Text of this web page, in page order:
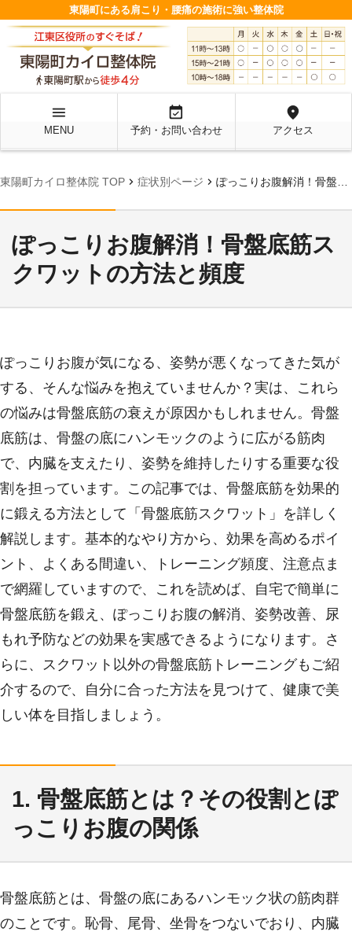
東陽町にある肩こり・腰痛の施術に強い整体院
menu
MENU
event_available
予約・お問い合わせ
location_on
アクセス
東陽町カイロ整体院 TOP chevron_right 症状別ページ chevron_right ぽっこりお腹解消！骨盤底筋スクワットの方法と頻度
ぽっこりお腹解消！骨盤底筋ス
クワットの方法と頻度
ぽっこりお腹が気になる、姿勢が悪くなってきた気が
する、そんな悩みを抱えていませんか？実は、これら
の悩みは骨盤底筋の衰えが原因かもしれません。骨盤
底筋は、骨盤の底にハンモックのように広がる筋肉
で、内臓を支えたり、姿勢を維持したりする重要な役
割を担っています。この記事では、骨盤底筋を効果的
に鍛える方法として「骨盤底筋スクワット」を詳しく
解説します。基本的なやり方から、効果を高めるポイ
ント、よくある間違い、トレーニング頻度、注意点ま
で網羅していますので、これを読めば、自宅で簡単に
骨盤底筋を鍛え、ぽっこりお腹の解消、姿勢改善、尿
もれ予防などの効果を実感できるようになります。さ
らに、スクワット以外の骨盤底筋トレーニングもご紹
介するので、自分に合った方法を見つけて、健康で美
しい体を目指しましょう。
1. 骨盤底筋とは？その役割とぽ
っこりお腹の関係
骨盤底筋とは、骨盤の底にあるハンモック状の筋肉群
のことです。恥骨、尾骨、坐骨をつないでおり、内臓